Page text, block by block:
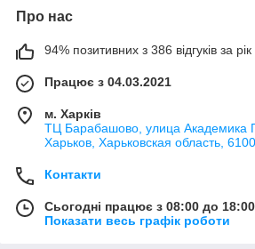
Про нас
94% позитивних з 386 відгуків за рік
Працює з 04.03.2021
м. Харків
ТЦ Барабашово, улица Академика
Харьков, Харьковская область,
Контакти
Сьогодні працює з 08:00 до 18:00
Показати весь графік роботи